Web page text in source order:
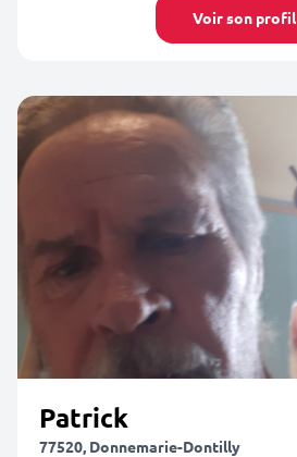
Voir son profil
Patrick
77520, Donnemarie-Dontilly